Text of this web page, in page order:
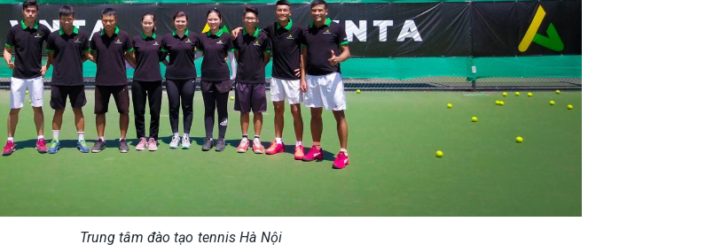
Trung tâm đào tạo tennis Hà Nội